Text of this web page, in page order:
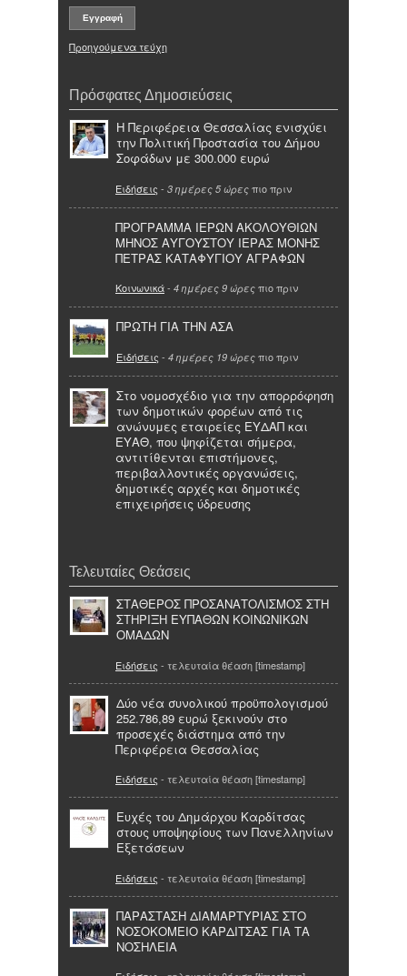
Προηγούμενα τεύχη
Πρόσφατες Δημοσιεύσεις
Η Περιφέρεια Θεσσαλίας ενισχύει
την Πολιτική Προστασία του Δήμου
Σοφάδων με 300.000 ευρώ
Ειδήσεις - 3 ημέρες 5 ώρες πιο πριν
ΠΡΟΓΡΑΜΜΑ ΙΕΡΩΝ ΑΚΟΛΟΥΘΙΩΝ
ΜΗΝΟΣ ΑΥΓΟΥΣΤΟΥ ΙΕΡΑΣ ΜΟΝΗΣ
ΠΕΤΡΑΣ ΚΑΤΑΦΥΓΙΟΥ ΑΓΡΑΦΩΝ
Κοινωνικά- 4 ημέρες 9 ώρες πιο πριν
ΠΡΩΤΗ ΓΙΑ ΤΗΝ ΑΣΑ
Ειδήσεις - 4 ημέρες 19 ώρες πιο πριν
Στο νομοσχέδιο για την απορρόφηση
των δημοτικών φορέων από τις
ανώνυμες εταιρείες ΕΥΔΑΠ και
ΕΥΑΘ, που ψηφίζεται σήμερα,
αντιτίθενται επιστήμονες,
περιβαλλοντικές οργανώσεις,
δημοτικές αρχές και δημοτικές
επιχειρήσεις ύδρευσης
Τελευταίες Θεάσεις
ΣΤΑΘΕΡΟΣ ΠΡΟΣΑΝΑΤΟΛΙΣΜΟΣ ΣΤΗ
ΣΤΗΡΙΞΗ ΕΥΠΑΘΩΝ ΚΟΙΝΩΝΙΚΩΝ
ΟΜΑΔΩΝ
Ειδήσεις - τελευταία θέαση [timestamp]
Δύο νέα συνολικού προϋπολογισμού
252.786,89 ευρώ ξεκινούν στο
προσεχές διάστημα από την
Περιφέρεια Θεσσαλίας
Ειδήσεις - τελευταία θέαση [timestamp]
Ευχές του Δημάρχου Καρδίτσας
στους υποψηφίους των Πανελληνίων
Εξετάσεων
Ειδήσεις - τελευταία θέαση [timestamp]
ΠΑΡΑΣΤΑΣΗ ΔΙΑΜΑΡΤΥΡΙΑΣ ΣΤΟ
ΝΟΣΟΚΟΜΕΙΟ ΚΑΡΔΙΤΣΑΣ ΓΙΑ ΤΑ
ΝΟΣΗΛΕΙΑ